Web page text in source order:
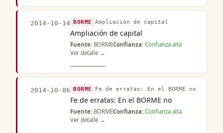
2014-10-14 BORME Ampliación de capital
Ampliación de capital
Fuente: BORMEConfianza: Confianza alta
Ver detalle →
2014-10-06 BORME Fe de erratas: En el BORME no
Fe de erratas: En el BORME no
Fuente: BORMEConfianza: Confianza alta
Ver detalle →